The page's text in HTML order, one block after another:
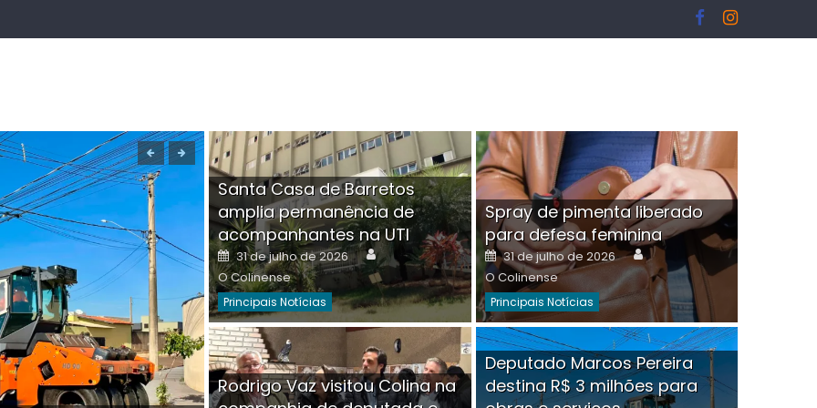
Boutique na Av. Ângelo Martins Tristão é
invadida por criminoso mascarado
Santa Casa de Barretos
amplia permanência de
acompanhantes na UTI
Posted
on
31 de julho de 2026 Author
O Colinense
Principais Notícias
Spray de pimenta liberado
para defesa feminina
Posted
on
31 de julho de 2026 Author
O Colinense
Principais Notícias
Rodrigo Vaz visitou Colina na
Deputado Marcos Pereira
destina R$ 3 milhões para